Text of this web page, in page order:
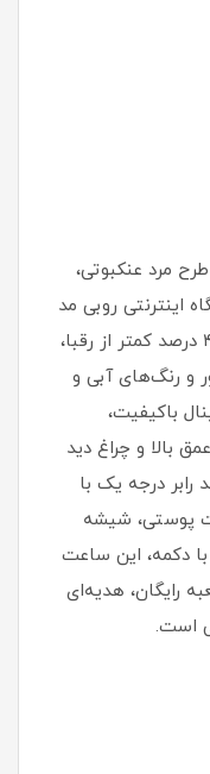
ساعت مچی بچگانه اسکمی SKMEI طرح مرد عنکبوتی،
اینترنتی روبی مد
است. این ساعت با قیمت حداقل ۴۰ درصد کمتر از رقبا،
و رنگ‌های آبی و
باکیفیت،
بالا و چراغ دید
درجه یک با
پوستی، شیشه
دکمه، این ساعت
رایگان، هدیه‌ای
است.